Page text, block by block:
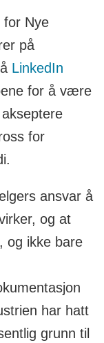
for Nye
på
LinkedIn
for å være
for
ansvar å
og at
og ikke bare
har hatt
grunn til